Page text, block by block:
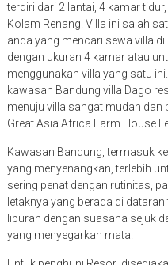
terdiri dari 2 lantai, 4 kamar
Kolam Renang. Villa ini salah
anda yang mencari sewa villa
dengan ukuran 4 kamar atau
menggunakan villa yang satu
kawasan Bandung villa Dago
menuju villa sangat mudah dan
Great Asia Africa Farm House
Kawasan Bandung, termasuk
yang menyenangkan, terlebih
sering penat dengan rutinitas,
letaknya yang berada di
liburan dengan suasana sejuk
yang menyegarkan mata.